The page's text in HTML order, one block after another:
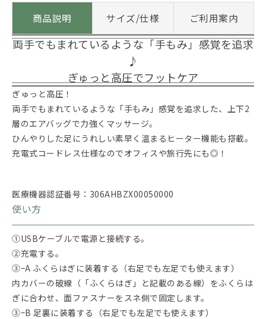
商品説明 サイズ/仕様 ご利用案内
両手でもまれているような「手もみ」感覚を追求
♪
ぎゅっと高圧でフットケア
ぎゅっと高圧！
両手でもまれているような「手もみ」感覚を追求した、上下2
層のエアバッグで力強くマッサージ。
ひんやりした足にうれしい素早く温まるヒーター機能も搭載。
充電式コードレス仕様なのでオフィスや旅行先にも◎！
医療機器認証番号：306AHBZX00050000
使い方
①USBケーブルで電源と接続する。
②充電する。
③ｰA ふくらはぎに装着する（右足でも左足でも使えます）
内カバーの破線（「ふくらはぎ」と記載のある線）をふくらは
ぎに合わせ、面ファスナーをスネ側で固定します。
③ｰB 足裏に装着する（右足でも左足でも使えます）